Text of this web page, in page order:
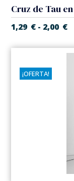
1,29 € - 2,00 €
¡OFERTA!